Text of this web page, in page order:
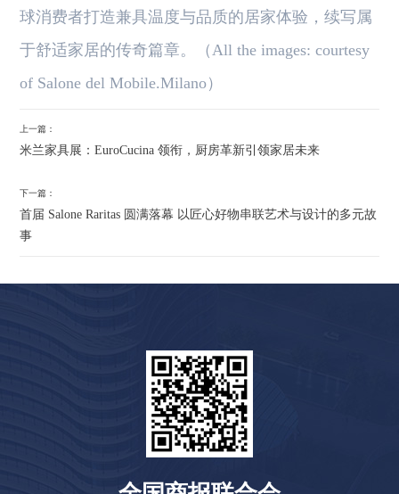
球消费者打造兼具温度与品质的居家体验，续写属
于舒适家居的传奇篇章。（All the images: courtesy
of Salone del Mobile.Milano）
上一篇：
​米兰家具展：EuroCucina 领衔，厨房革新引领家居未来
下一篇：
首届 Salone Raritas 圆满落幕 以匠心好物串联艺术与设计的多元故
事